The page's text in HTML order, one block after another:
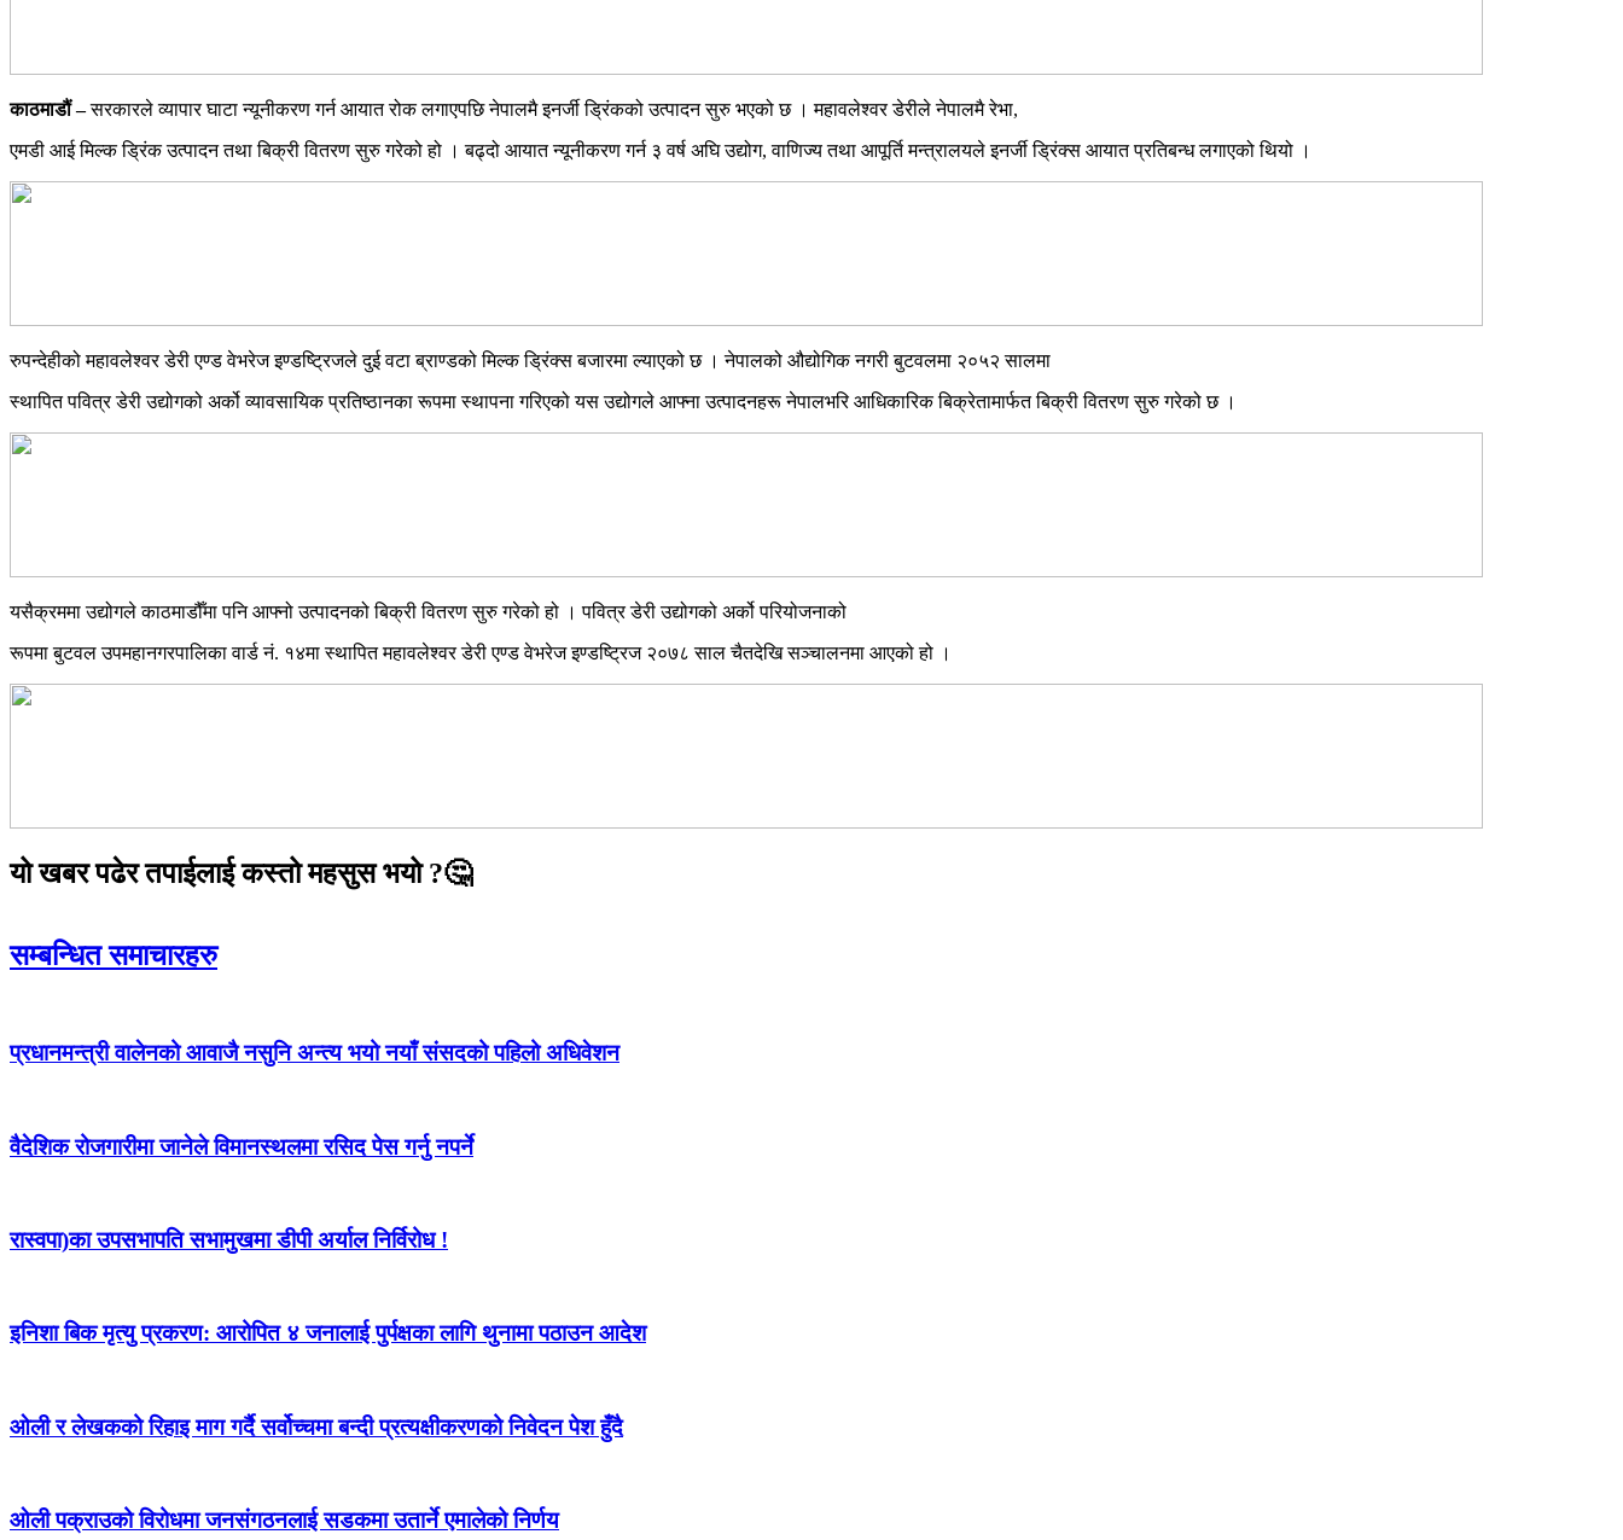
काठमाडौं –सरकारले व्यापार घाटा न्यूनीकरण गर्न आयात रोक लगाएपछि नेपालमै इनर्जी ड्रिंकको उत्पादन सुरु भएको छ । महावलेश्वर डेरीले नेपालमै रेभा,
एमडी आई मिल्क ड्रिंक उत्पादन तथा बिक्री वितरण सुरु गरेको हो । बढ्दो आयात न्यूनीकरण गर्न ३ वर्ष अघि उद्योग, वाणिज्य तथा आपूर्ति मन्त्रालयले इनर्जी ड्रिंक्स आयात प्रतिबन्ध लगाएको थियो ।
रुपन्देहीको महावलेश्वर डेरी एण्ड वेभरेज इण्डष्ट्रिजले दुई वटा ब्राण्डको मिल्क ड्रिंक्स बजारमा ल्याएको छ । नेपालको औद्योगिक नगरी बुटवलमा २०५२ सालमा
स्थापित पवित्र डेरी उद्योगको अर्को व्यावसायिक प्रतिष्ठानका रूपमा स्थापना गरिएको यस उद्योगले आफ्ना उत्पादनहरू नेपालभरि आधिकारिक बिक्रेतामार्फत बिक्री वितरण सुरु गरेको छ ।
यसैक्रममा उद्योगले काठमाडौँमा पनि आफ्नो उत्पादनको बिक्री वितरण सुरु गरेको हो । पवित्र डेरी उद्योगको अर्को परियोजनाको
रूपमा बुटवल उपमहानगरपालिका वार्ड नं. १४मा स्थापित महावलेश्वर डेरी एण्ड वेभरेज इण्डष्ट्रिज २०७८ साल चैतदेखि सञ्चालनमा आएको हो ।
यो खबर पढेर तपाईलाई कस्तो महसुस भयो ?🤔
सम्बन्धित समाचारहरु
प्रधानमन्त्री वालेनको आवाजै नसुनि अन्त्य भयो नयाँ संसदको पहिलो अधिवेशन
वैदेशिक रोजगारीमा जानेले विमानस्थलमा रसिद पेस गर्नु नपर्ने
रास्वपा)का उपसभापति सभामुखमा डीपी अर्याल निर्विरोध !
इनिशा बिक मृत्यु प्रकरण: आरोपित ४ जनालाई पुर्पक्षका लागि थुनामा पठाउन आदेश
ओली र लेखकको रिहाइ माग गर्दै सर्वोच्चमा बन्दी प्रत्यक्षीकरणको निवेदन पेश हुँदै
ओली पक्राउको विरोधमा जनसंगठनलाई सडकमा उतार्ने एमालेको निर्णय